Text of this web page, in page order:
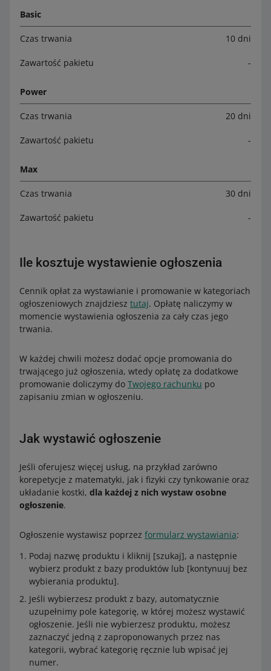
Basic
Czas trwania 10 dni
Zawartość pakietu -
Power
Czas trwania 20 dni
Zawartość pakietu -
Max
Czas trwania 30 dni
Zawartość pakietu -
Ile kosztuje wystawienie ogłoszenia
Cennik opłat za wystawianie i promowanie w kategoriach
ogłoszeniowych znajdziesz tutaj. Opłatę naliczymy w
momencie wystawienia ogłoszenia za cały czas jego
trwania.
W każdej chwili możesz dodać opcje promowania do
trwającego już ogłoszenia, wtedy opłatę za dodatkowe
promowanie doliczymy do Twojego rachunku po
zapisaniu zmian w ogłoszeniu.
Jak wystawić ogłoszenie
Jeśli oferujesz więcej usług, na przykład zarówno
korepetycje z matematyki, jak i fizyki czy tynkowanie oraz
układanie kostki, dla każdej z nich wystaw osobne
ogłoszenie.
Ogłoszenie wystawisz poprzez formularz wystawiania:
Podaj nazwę produktu i kliknij [szukaj], a następnie
wybierz produkt z bazy produktów lub [kontynuuj bez
wybierania produktu].
Jeśli wybierzesz produkt z bazy, automatycznie
uzupełnimy pole kategorię, w której możesz wystawić
ogłoszenie. Jeśli nie wybierzesz produktu, możesz
zaznaczyć jedną z zaproponowanych przez nas
kategorii, wybrać kategorię ręcznie lub wpisać jej
numer.